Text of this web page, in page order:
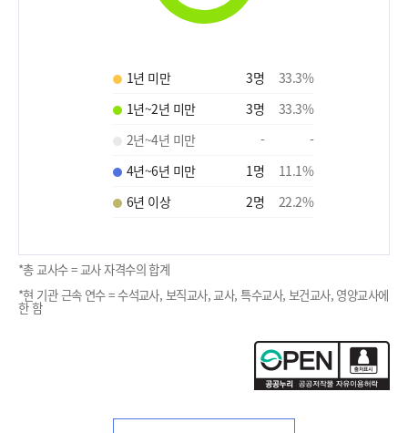
1년 미만 3명 33.3%
1년~2년 미만
3명 33.3%
2년~4년 미만
-
-
4년~6년 미만
1명 11.1%
6년 이상
2명 22.2%
*총 교사수 = 교사 자격수의 합계
*현 기관 근속 연수 = 수석교사, 보직교사, 교사, 특수교사, 보건교사, 영양교사에
한 함